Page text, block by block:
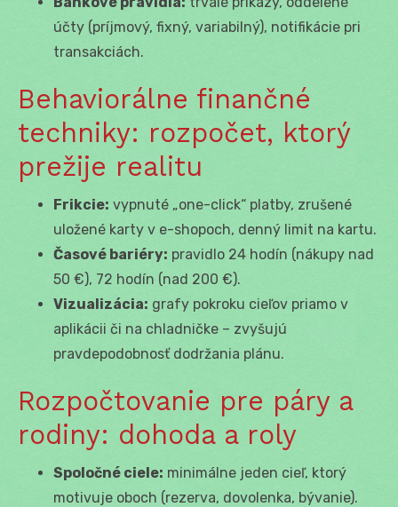
účty (príjmový, fixný, variabilný), notifikácie pri
transakciách.
Behaviorálne finančné
techniky: rozpočet, ktorý
prežije realitu
Frikcie: vypnuté „one-click“ platby, zrušené
uložené karty v e-shopoch, denný limit na kartu.
Časové bariéry: pravidlo 24 hodín (nákupy nad
50 €), 72 hodín (nad 200 €).
Vizualizácia: grafy pokroku cieľov priamo v
aplikácii či na chladničke – zvyšujú
pravdepodobnosť dodržania plánu.
Rozpočtovanie pre páry a
rodiny: dohoda a roly
Spoločné ciele: minimálne jeden cieľ, ktorý
motivuje oboch (rezerva, dovolenka, bývanie).